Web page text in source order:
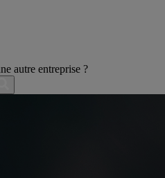
autre entreprise ?